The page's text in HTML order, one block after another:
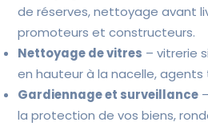
de réserves, nettoyage avant
promoteurs et constructeurs.
Nettoyage de vitres – vitrerie
en hauteur à la nacelle, agents
Gardiennage et surveillance
la protection de vos biens,